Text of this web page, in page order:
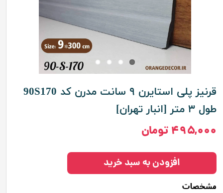
قرنیز پلی استایرن ۹ سانت مدرن کد 90S170
طول ۳ متر [انبار تهران]
۴۹۵,۰۰۰ تومان
مشخصات
افزودن به سبد خرید